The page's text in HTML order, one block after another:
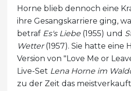
Horne blieb dennoch eine
ihre Gesangskarriere ging,
betraf Es's Liebe(1955) und
Wetter(1957). Sie hatte eine
Version von "Love Me or
Live-Set Lena Horne im
zu der Zeit das